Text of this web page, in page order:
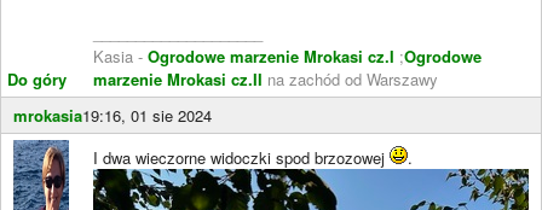
Do góry
Kasia - Ogrodowe marzenie Mrokasi cz.I ;Ogrodowe
marzenie Mrokasi cz.II na zachód od Warszawy
mrokasia19:16, 01 sie 2024
I dwa wieczorne widoczki spod brzozowej .